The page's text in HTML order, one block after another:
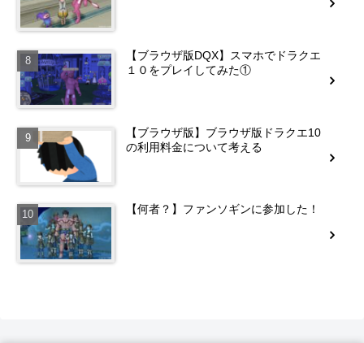
【ブラウザ版DQX】スマホでドラクエ
１０をプレイしてみた①
【ブラウザ版】ブラウザ版ドラクエ10
の利用料金について考える
【何者？】ファンソギンに参加した！